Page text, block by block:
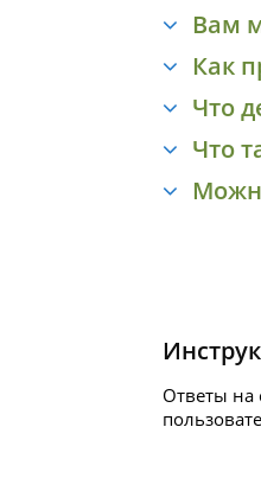
Вам
Как
Что
Что
Ответы на